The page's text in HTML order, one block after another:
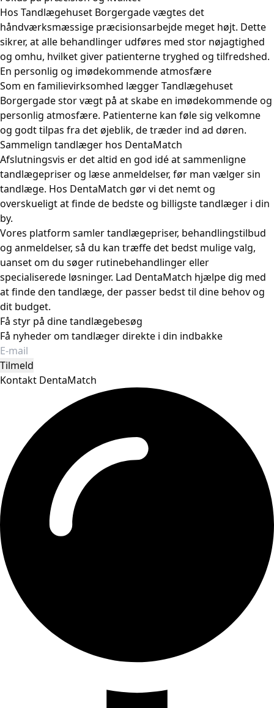
Hos Tandlægehuset Borgergade vægtes det
håndværksmæssige præcisionsarbejde meget højt. Dette
sikrer, at alle behandlinger udføres med stor nøjagtighed
og omhu, hvilket giver patienterne tryghed og tilfredshed.
En personlig og imødekommende atmosfære
Som en familievirksomhed lægger Tandlægehuset
Borgergade stor vægt på at skabe en imødekommende og
personlig atmosfære. Patienterne kan føle sig velkomne
og godt tilpas fra det øjeblik, de træder ind ad døren.
Sammelign tandlæger hos DentaMatch
Afslutningsvis er det altid en god idé at sammenligne
tandlægepriser og læse anmeldelser, før man vælger sin
tandlæge. Hos DentaMatch gør vi det nemt og
overskueligt at finde de bedste og billigste tandlæger i din
by.
Vores platform samler tandlægepriser, behandlingstilbud
og anmeldelser, så du kan træffe det bedst mulige valg,
uanset om du søger rutinebehandlinger eller
specialiserede løsninger. Lad DentaMatch hjælpe dig med
at finde den tandlæge, der passer bedst til dine behov og
dit budget.
Få styr på dine tandlægebesøg
Få nyheder om tandlæger direkte i din indbakke
Tilmeld
Kontakt DentaMatch